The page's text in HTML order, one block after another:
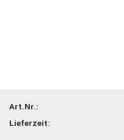
Art.Nr.:
Lieferzeit: